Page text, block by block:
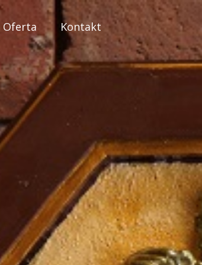
Oferta Kontakt
Janusz Wierzbicki